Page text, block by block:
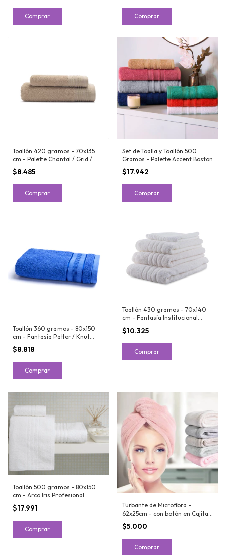
Comprar Comprar
Toallón 420 gramos - 70x135
cm - Palette Chantal / Grid /
Dover
$8.485
Comprar
Set de Toalla y Toallón 500
Gramos - Palette Accent Boston
$17.942
Comprar
Toallón 360 gramos - 80x150
cm - Fantasia Patter / Knut
Gigante
$8.818
Comprar
Toallón 430 gramos - 70x140
cm - Fantasía Institucional
Hotelero
$10.325
Comprar
Toallón 500 gramos - 80x150
cm - Arco Iris Profesional
Institucional Hotelero
$17.991
Comprar
Turbante de Microfibra -
62x25cm - con botón en Cajita -
City Blanco
$5.000
Comprar